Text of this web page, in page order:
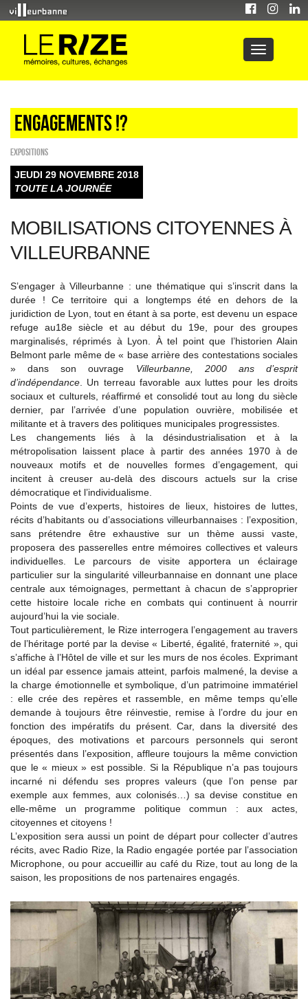
Engagements !?
EXPOSITIONS
JEUDI 29 NOVEMBRE 2018
TOUTE LA JOURNÉE
MOBILISATIONS CITOYENNES À
VILLEURBANNE
S’engager à Villeurbanne : une thématique qui s’inscrit dans la
durée ! Ce territoire qui a longtemps été en dehors de la
juridiction de Lyon, tout en étant à sa porte, est devenu un espace
refuge au18e siècle et au début du 19e, pour des groupes
marginalisés, réprimés à Lyon. À tel point que l’historien Alain
Belmont parle même de « base arrière des contestations sociales
» dans son ouvrage Villeurbanne, 2000 ans d’esprit
d’indépendance . Un terreau favorable aux luttes pour les droits
sociaux et culturels, réaffirmé et consolidé tout au long du siècle
dernier, par l’arrivée d’une population ouvrière, mobilisée et
militante et à travers des politiques municipales progressistes.
Les changements liés à la désindustrialisation et à la
métropolisation laissent place à partir des années 1970 à de
nouveaux motifs et de nouvelles formes d’engagement, qui
incitent à creuser au-delà des discours actuels sur la crise
démocratique et l’individualisme.
Points de vue d’experts, histoires de lieux, histoires de luttes,
récits d’habitants ou d’associations villeurbannaises : l’exposition,
sans prétendre être exhaustive sur un thème aussi vaste,
proposera des passerelles entre mémoires collectives et valeurs
individuelles. Le parcours de visite apportera un éclairage
particulier sur la singularité villeurbannaise en donnant une place
centrale aux témoignages, permettant à chacun de s’approprier
cette histoire locale riche en combats qui continuent à nourrir
aujourd’hui la vie sociale.
Tout particulièrement, le Rize interrogera l’engagement au travers
de l’héritage porté par la devise « Liberté, égalité, fraternité », qui
s’affiche à l’Hôtel de ville et sur les murs de nos écoles. Exprimant
un idéal par essence jamais atteint, parfois malmené, la devise a
la charge émotionnelle et symbolique, d’un patrimoine immatériel
: elle crée des repères et rassemble, en même temps qu’elle
demande à toujours être réinvestie, remise à l’ordre du jour en
fonction des impératifs du présent. Car, dans la diversité des
époques, des motivations et parcours personnels qui seront
présentés dans l’exposition, affleure toujours la même conviction
que le « mieux » est possible. Si la République n’a pas toujours
incarné ni défendu ses propres valeurs (que l’on pense par
exemple aux femmes, aux colonisés…) sa devise constitue en
elle-même un programme politique commun : aux actes,
citoyennes et citoyens !
L’exposition sera aussi un point de départ pour collecter d’autres
récits, avec Radio Rize, la Radio engagée portée par l’association
Microphone, ou pour accueillir au café du Rize, tout au long de la
saison, les propositions de nos partenaires engagés.